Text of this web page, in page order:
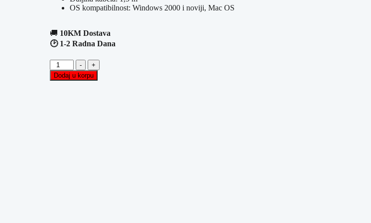
OS kompatibilnost: Windows 2000 i noviji, Mac OS
🚚 10KM Dostava
🕑 1-2 Radna Dana
-
Optički
Gaming
Miš
+
Dodaj u korpu